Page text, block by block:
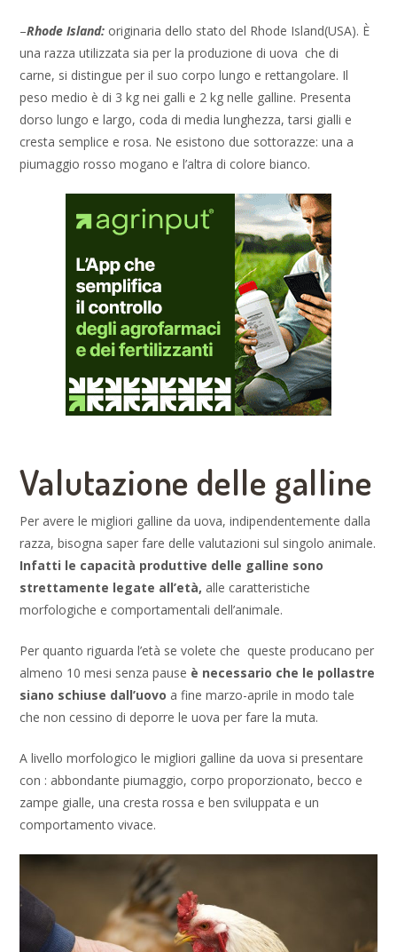
–Rhode Island: originaria dello stato del Rhode Island(USA). È
una razza utilizzata sia per la produzione di uova che di
carne, si distingue per il suo corpo lungo e rettangolare. Il
peso medio è di 3 kg nei galli e 2 kg nelle galline. Presenta
dorso lungo e largo, coda di media lunghezza, tarsi gialli e
cresta semplice e rosa. Ne esistono due sottorazze: una a
piumaggio rosso mogano e l’altra di colore bianco.
Valutazione delle galline
Per avere le migliori galline da uova, indipendentemente dalla
razza, bisogna saper fare delle valutazioni sul singolo animale.
Infatti le capacità produttive delle galline sono
strettamente legate all’età, alle caratteristiche
morfologiche e comportamentali dell’animale.
Per quanto riguarda l’età se volete che queste producano per
almeno 10 mesi senza pause è necessario che le pollastre
siano schiuse dall’uovo a fine marzo-aprile in modo tale
che non cessino di deporre le uova per fare la muta.
A livello morfologico le migliori galline da uova si presentare
con : abbondante piumaggio, corpo proporzionato, becco e
zampe gialle, una cresta rossa e ben sviluppata e un
comportamento vivace.